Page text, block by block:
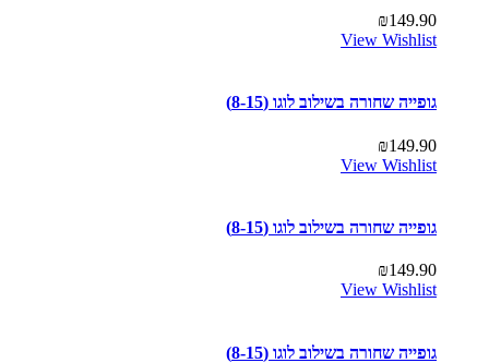
₪149.90
View Wishlist
גופייה שחורה בשילוב לוגו (8-15)
₪149.90
View Wishlist
גופייה שחורה בשילוב לוגו (8-15)
₪149.90
View Wishlist
גופייה שחורה בשילוב לוגו (8-15)